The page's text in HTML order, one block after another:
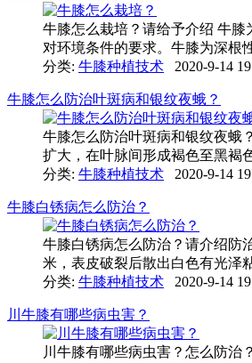
牛膝怎么栽培？请给予介绍 牛
对环境条件的要求。牛膝为深根
分类: 牛膝种植技术 2020-9-14
牛膝怎么防治叶斑病和银纹夜蛾？
牛膝怎么防治叶斑病和银纹夜蛾
扩大，在叶脉间形成褐色至黑褐
分类: 牛膝种植技术 2020-9-14
牛膝白锈病怎么防治？
牛膝白锈病怎么防治？请介绍防
米，表皮破裂后散出白色有光泽
分类: 牛膝种植技术 2020-9-14
川牛膝有哪些病虫害？
川牛膝有哪些病虫害？怎么防治